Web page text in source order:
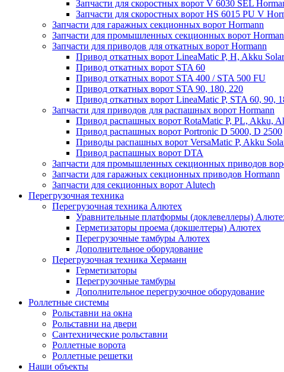
Запчасти для скоростных ворот V 6030 SEL
Запчасти для скоростных ворот HS 6015 PU V
Запчасти для гаражных секционных ворот Hormann
Запчасти для промышленных секционных ворот
Запчасти для приводов для откатных ворот Hormann
Привод откатных ворот LineaMatic P, H, Akku Solar
Привод откатных ворот STA 60
Привод откатных ворот STA 400 / STA 500 FU
Привод откатных ворот STA 90, 180, 220
Привод откатных ворот LineaMatic P, STA 60, 90,
Запчасти для приводов для распашных ворот Hormann
Привод распашных ворот RotaMatic P, PL, Akku,
Привод распашных ворот Portronic D 5000, D 2500
Приводы распашных ворот VersaMatic P, Akku
Привод распашных ворот DTA
Запчасти для промышленных секционных приводов
Запчасти для гаражных секционных приводов Hormann
Запчасти для секционных ворот Alutech
Перегрузочная техника
Перегрузочная техника Алютех
Уравнительные платформы (доклевеллеры)
Герметизаторы проема (докшелтеры) Алютех
Перегрузочные тамбуры Алютех
Дополнительное оборудование
Перегрузочная техника Херманн
Герметизаторы
Перегрузочные тамбуры
Дополнительное перегрузочное оборудование
Роллетные системы
Рольставни на окна
Рольставни на двери
Сантехнические рольставни
Роллетные ворота
Роллетные решетки
Наши объекты